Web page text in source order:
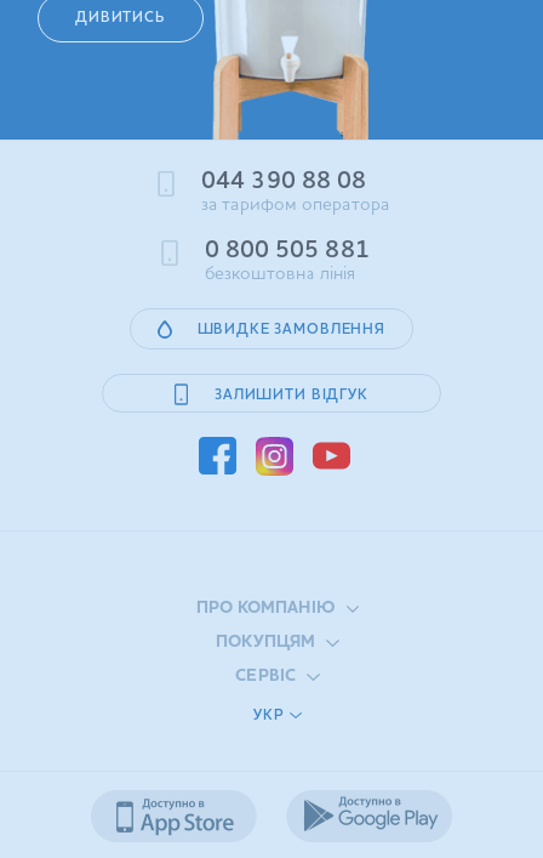
ДИВИТИСЬ
044 390 88 08
за тарифом оператора
0 800 505 881
безкоштовна лінія
ШВИДКЕ ЗАМОВЛЕННЯ
ЗАЛИШИТИ ВІДГУК
ПРО КОМПАНІЮ
ПОКУПЦЯМ
СЕРВІС
УКР